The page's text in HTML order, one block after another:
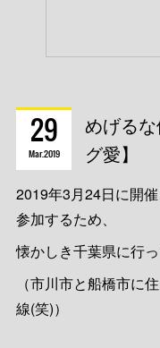
29
Mar2019
めげる
グ愛】
2019年3月24日に開
参加するため、
懐かしき千葉県に行
（市川市と船橋市に
線(笑)）